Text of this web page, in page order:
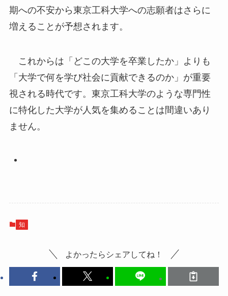
期への不安から東京工科大学への志願者はさらに
増えることが予想されます。
これからは「どこの大学を卒業したか」よりも
「大学で何を学び社会に貢献できるのか」が重要
視される時代です。東京工科大学のような専門性
に特化した大学が人気を集めることは間違いあり
ません。
知
よかったらシェアしてね！